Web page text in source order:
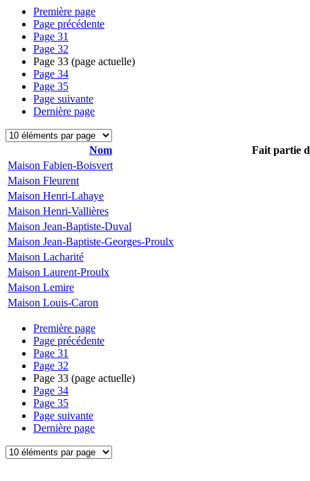
Première page
Page précédente
Page 31
Page 32
Page 33 (page actuelle)
Page 34
Page 35
Page suivante
Dernière page
Nom
Fait partie
Maison Fabien-Boisvert
Maison Fleurent
Maison Henri-Lahaye
Maison Henri-Vallières
Maison Jean-Baptiste-Duval
Maison Jean-Baptiste-Georges-Proulx
Maison Lacharité
Maison Laurent-Proulx
Maison Lemire
Maison Louis-Caron
Première page
Page précédente
Page 31
Page 32
Page 33 (page actuelle)
Page 34
Page 35
Page suivante
Dernière page